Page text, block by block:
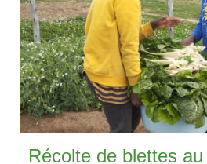
Récolte de blettes